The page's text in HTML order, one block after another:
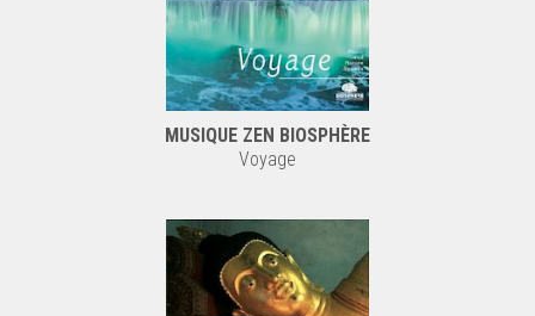
MUSIQUE ZEN BIOSPHÈRE
Voyage